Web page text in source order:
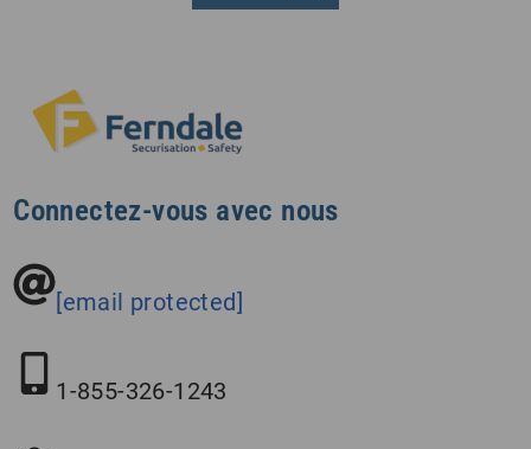
Connectez-vous avec nous
[email protected]
1-855-326-1243